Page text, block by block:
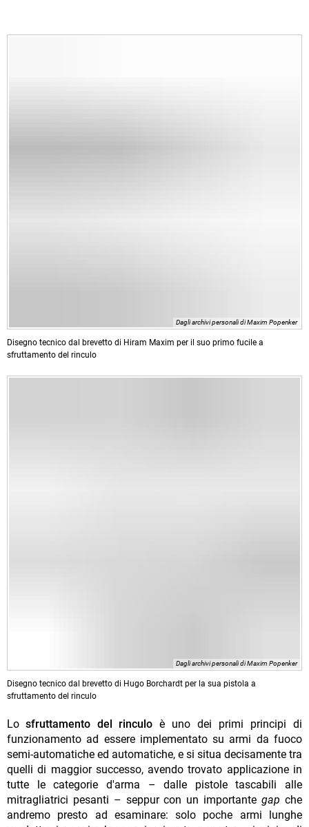
Dagli archivi personali di Maxim Popenker
Disegno tecnico dal brevetto di Hiram Maxim per il suo primo fucile a
sfruttamento del rinculo
Dagli archivi personali di Maxim Popenker
Disegno tecnico dal brevetto di Hugo Borchardt per la sua pistola a
sfruttamento del rinculo
Lo sfruttamento del rinculo è uno dei primi principi di
funzionamento ad essere implementato su armi da fuoco
semi-automatiche ed automatiche, e si situa decisamente tra
quelli di maggior successo, avendo trovato applicazione in
tutte le categorie d'arma – dalle pistole tascabili alle
mitragliatrici pesanti – seppur con un importante gap che
andremo presto ad esaminare: solo poche armi lunghe